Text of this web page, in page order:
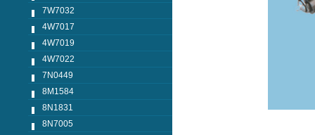
7W7032
4W7017
4W7019
4W7022
7N0449
8M1584
8N1831
8N7005